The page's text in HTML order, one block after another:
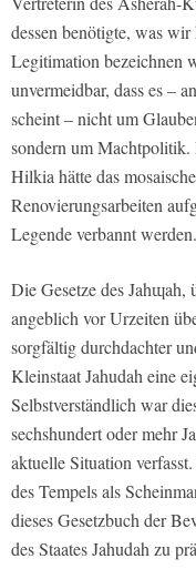
dessen benötigte, was
Legitimation bezeichnen
unvermeidbar, dass es –
scheint – nicht um
sondern um
Hilkia hätte das
Renovierungsarbeiten
Legende verbannt werden.
Die Gesetze des
angeblich vor Urzeiten
sorgfältig durchdachter
Kleinstaat Jahudah eine
Selbstverständlich war
sechshundert oder mehr
aktuelle Situation
des Tempels als
dieses Gesetzbuch der
des Staates Jahudah zu